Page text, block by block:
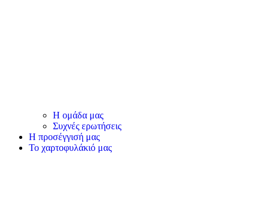
Η ομάδα μας
Συχνές ερωτήσεις
Η προσέγγισή μας
Το χαρτοφυλάκιό μας